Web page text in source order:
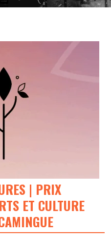
| PRIX
ET CULTURE